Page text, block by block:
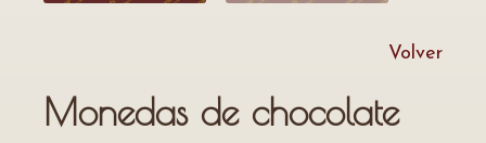
Volver
Monedas de chocolate